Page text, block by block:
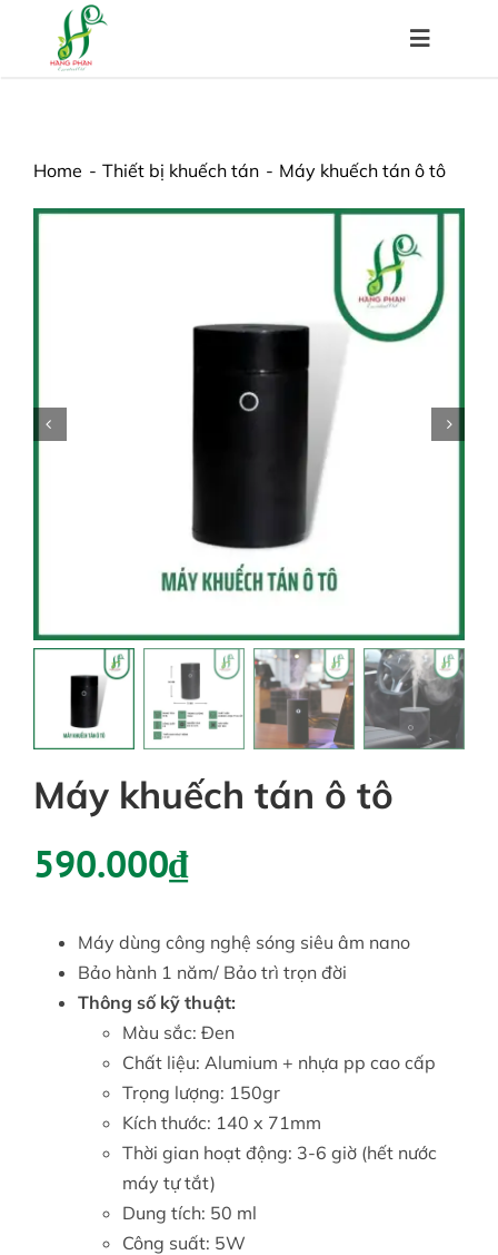
content
Toggle
Về chúng tôi
Chính sách
Liên hệ
Tài khoản
Home Thiết bị khuếch tán Máy khuếch tán ô tô
Máy khuếch tán ô tô
590.000₫
Máy dùng công nghệ sóng siêu âm nano
Bảo hành 1 năm/ Bảo trì trọn đời
Thông số kỹ thuật:
Màu sắc: Đen
Chất liệu: Alumium + nhựa pp cao cấp
Trọng lượng: 150gr
Kích thước: 140 x 71mm
Thời gian hoạt động: 3-6 giờ (hết nước
máy tự tắt)
Dung tích: 50 ml
Công suất: 5W